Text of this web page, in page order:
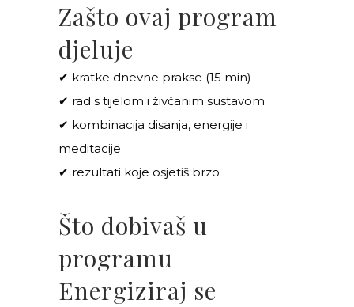
Zašto ovaj program
djeluje
✔ kratke dnevne prakse (15 min)
✔ rad s tijelom i živčanim sustavom
✔ kombinacija disanja, energije i
meditacije
✔ rezultati koje osjetiš brzo
Što dobivaš u
programu
Energiziraj se